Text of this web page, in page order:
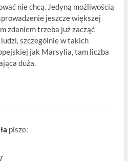
nie chcą. Jedyną możliwością
jeszcze większej
zdaniem trzeba już zacząć
szczególnie w takich
jak Marsylia, tam liczba
duża.
pisze: